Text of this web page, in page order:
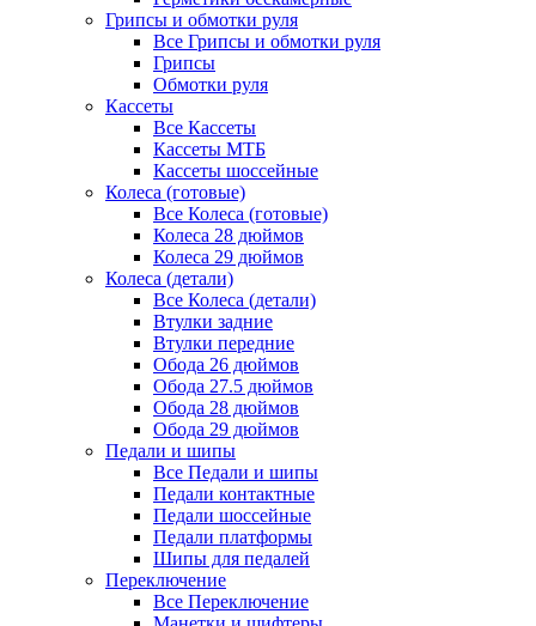
Грипсы и обмотки руля
Все Грипсы и обмотки руля
Грипсы
Обмотки руля
Кассеты
Все Кассеты
Кассеты МТБ
Кассеты шоссейные
Колеса (готовые)
Все Колеса (готовые)
Колеса 28 дюймов
Колеса 29 дюймов
Колеса (детали)
Все Колеса (детали)
Втулки задние
Втулки передние
Обода 26 дюймов
Обода 27.5 дюймов
Обода 28 дюймов
Обода 29 дюймов
Педали и шипы
Все Педали и шипы
Педали контактные
Педали шоссейные
Педали платформы
Шипы для педалей
Переключение
Все Переключение